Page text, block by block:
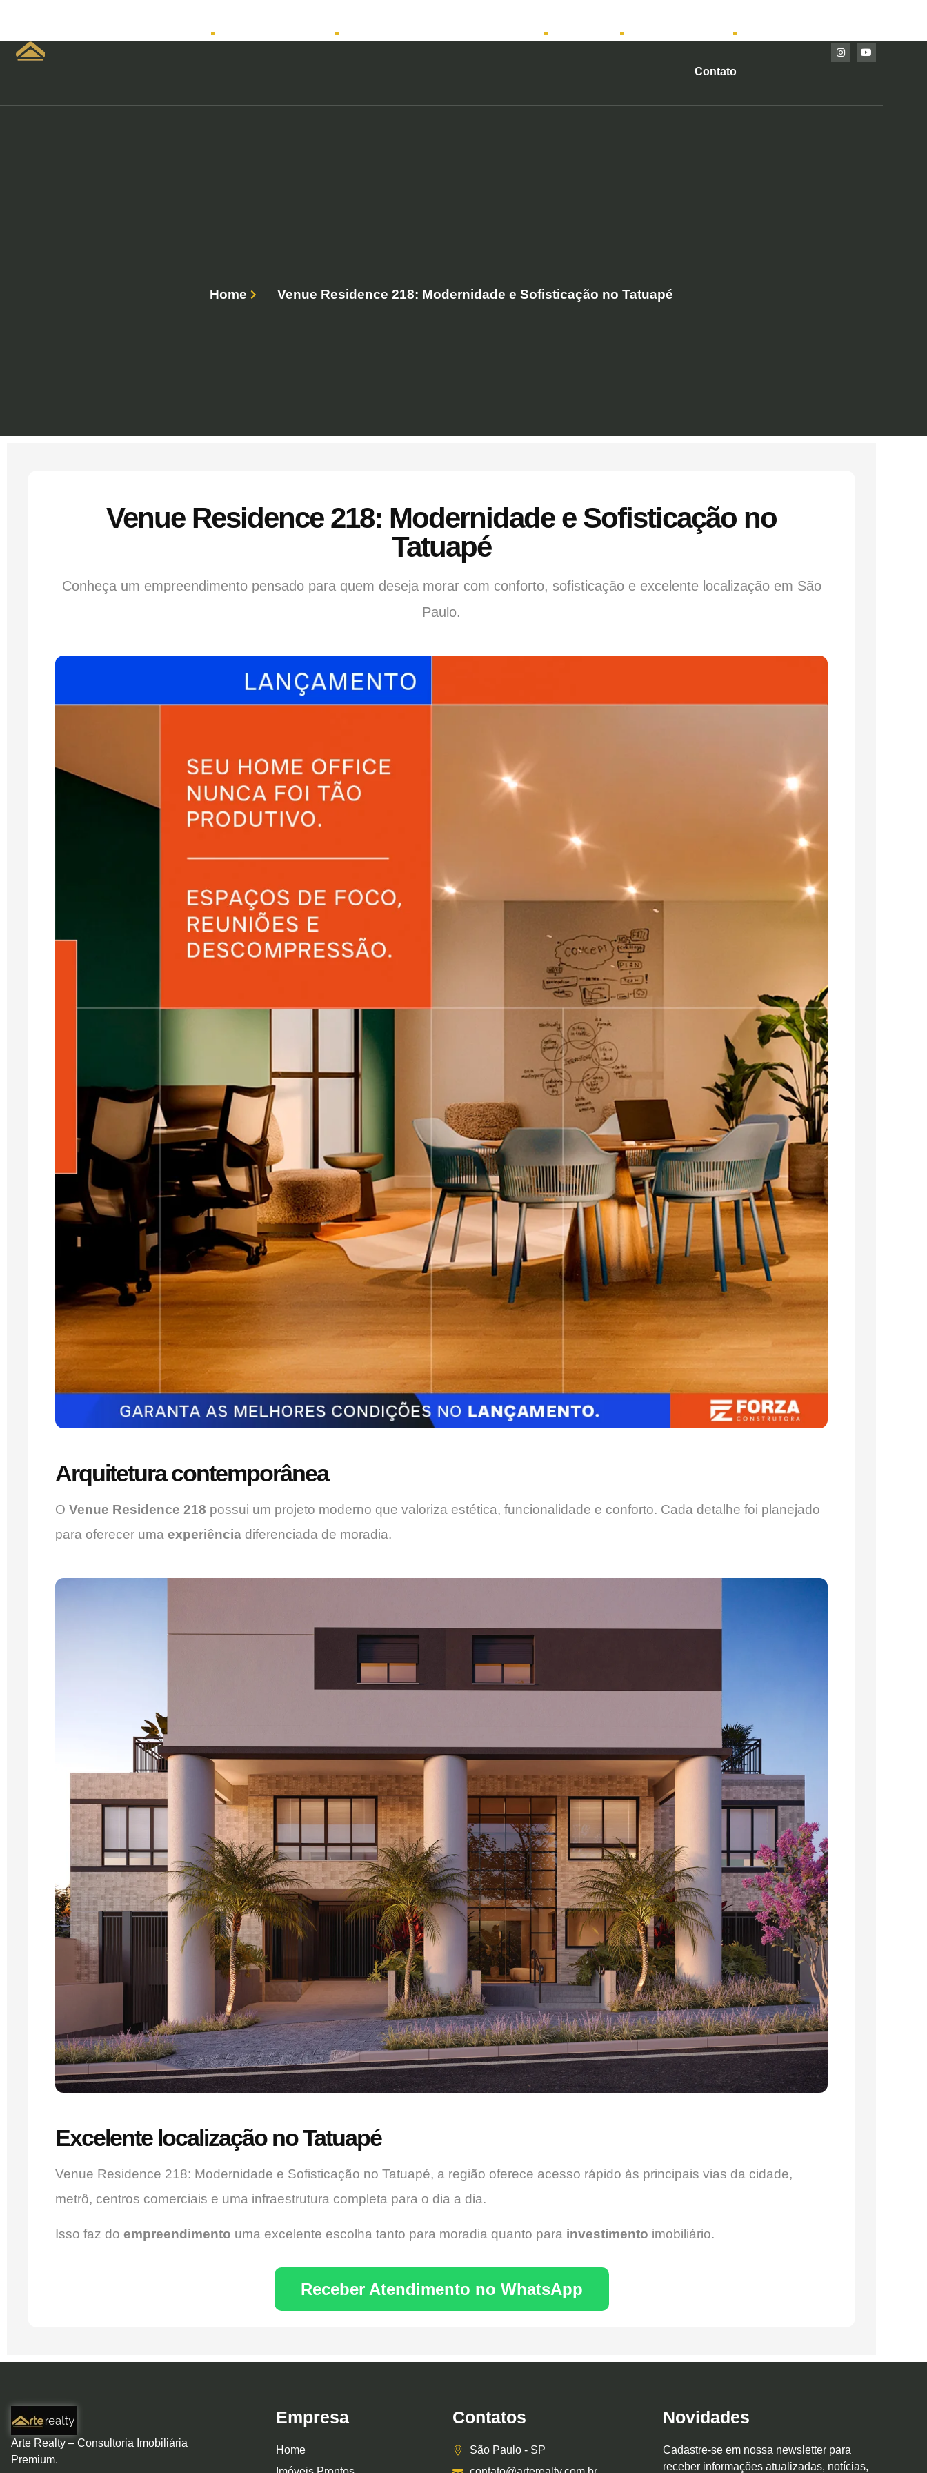
Contato
Home Venue Residence 218: Modernidade e Sofisticação no Tatuapé
Venue Residence 218: Modernidade e Sofisticação no
Tatuapé
Conheça um empreendimento pensado para quem deseja morar com conforto, sofisticação e excelente localização em São
Paulo.
Arquitetura contemporânea
O Venue Residence 218 possui um projeto moderno que valoriza estética, funcionalidade e conforto. Cada detalhe foi planejado
para oferecer uma experiência diferenciada de moradia.
Excelente localização no Tatuapé
Venue Residence 218: Modernidade e Sofisticação no Tatuapé, a região oferece acesso rápido às principais vias da cidade,
metrô, centros comerciais e uma infraestrutura completa para o dia a dia.
Isso faz do empreendimento uma excelente escolha tanto para moradia quanto para investimento imobiliário.
Receber Atendimento no WhatsApp
Arte Realty – Consultoria Imobiliária
Premium.
Empresa
Home
Contatos
São Paulo - SP
Novidades
Cadastre-se em nossa newsletter para
receber informações atualizadas, notícias,